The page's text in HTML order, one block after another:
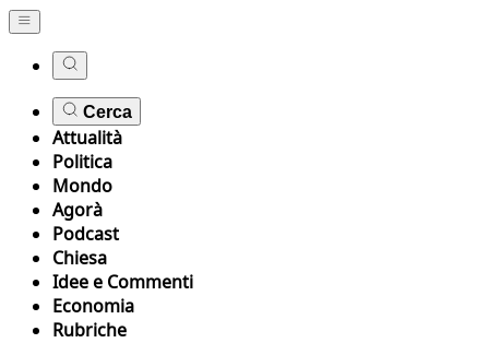
Cerca
Attualità
Politica
Mondo
Agorà
Podcast
Chiesa
Idee e Commenti
Economia
Rubriche